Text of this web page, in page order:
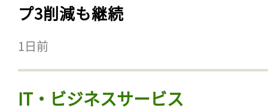
プ3削減も継続
1日前
IT・ビジネスサービス